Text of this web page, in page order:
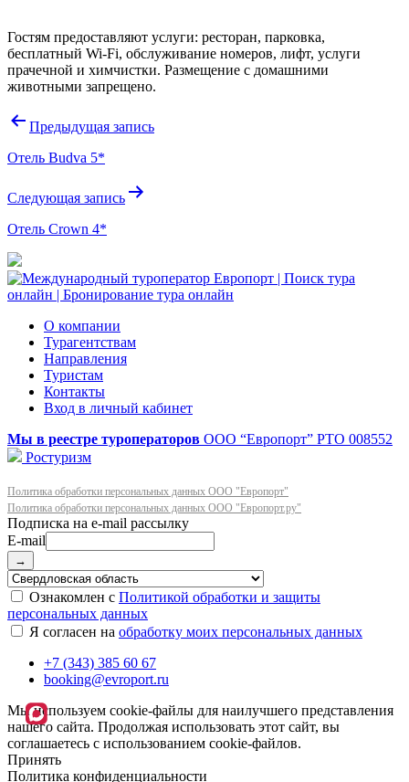
Гостям предоставляют услуги: ресторан, парковка,
бесплатный Wi-Fi, обслуживание номеров, лифт, услуги
прачечной и химчистки. Размещение с домашними
животными запрещено.
Навигация
записям
Предыдущая запись
Отель Budva 5*
Следующая запись
Отель Crown 4*
О компании
Турагентствам
Направления
Туристам
Контакты
Вход в личный кабинет
Мы в реестре туроператоров ООО “Европорт” РТО 008552
Ростуризм
Политика обработки персональных данных ООО "Европорт"
Политика обработки персональных данных ООО "Европорт.ру"
E-mail
→
Ознакомлен с Политикой обработки и защиты
персональных данных
Я согласен на обработку моих персональных данных
+7 (343) 385 60 67
booking@evroport.ru
Мы используем cookie-файлы для наилучшего представления
нашего сайта. Продолжая использовать этот сайт, вы
соглашаетесь с использованием cookie-файлов.
Принять
Политика конфиденциальности